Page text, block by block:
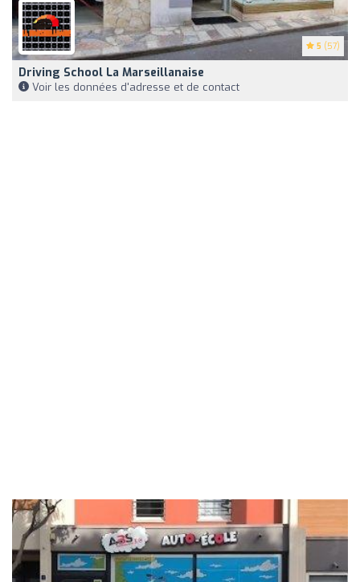
5 (57)
Driving School La Marseillanaise
Voir les données d'adresse et de contact